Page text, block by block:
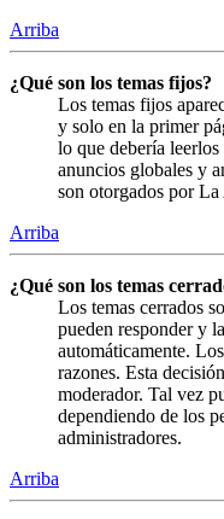
Arriba
¿Qué son los temas fijos?
Los temas fijos
y solo en la primer
lo que debería
anuncios globales y
son otorgados por
Arriba
¿Qué son los temas
Los temas cerrados
pueden responder y
automáticamente.
razones. Esta
moderador. Tal vez
dependiendo de los
administradores.
Arriba